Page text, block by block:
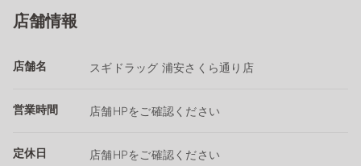
店舗情報
店舗名 スギドラッグ 浦安さくら通り店
営業時間 店舗HPをご確認ください
定休日 店舗HPをご確認ください